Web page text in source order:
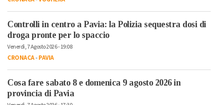
Controlli in centro a Pavia: la Polizia sequestra dosi di
droga pronte per lo spaccio
Venerdì, 7 Agosto 2026 - 19:08
CRONACA-PAVIA
Cosa fare sabato 8 e domenica 9 agosto 2026 in
provincia di Pavia